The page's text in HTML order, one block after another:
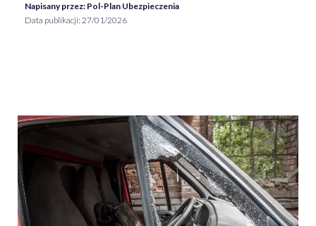
Napisany przez: Pol-Plan Ubezpieczenia
Data publikacji: 27/01/2026